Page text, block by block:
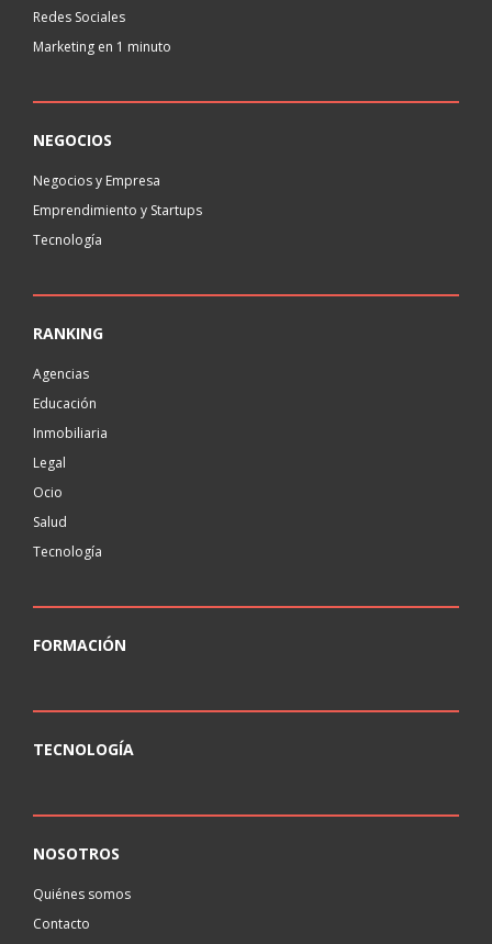
Redes Sociales
Marketing en 1 minuto
NEGOCIOS
Negocios y Empresa
Emprendimiento y Startups
Tecnología
RANKING
Agencias
Educación
Inmobiliaria
Legal
Ocio
Salud
Tecnología
FORMACIÓN
TECNOLOGÍA
NOSOTROS
Quiénes somos
Contacto